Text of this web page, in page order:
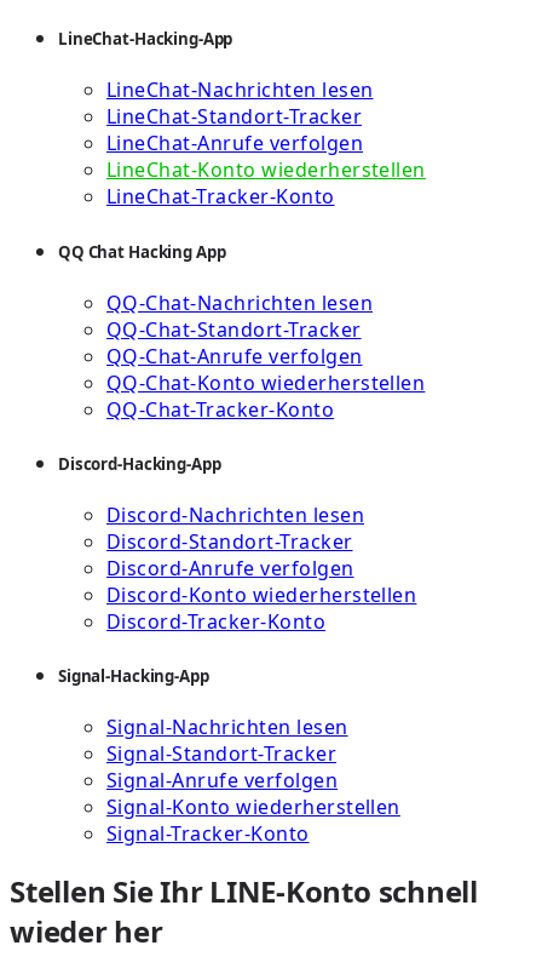
LineChat-Hacking-App
LineChat-Nachrichten lesen
LineChat-Standort-Tracker
LineChat-Anrufe verfolgen
LineChat-Konto wiederherstellen
LineChat-Tracker-Konto
QQ Chat Hacking App
QQ-Chat-Nachrichten lesen
QQ-Chat-Standort-Tracker
QQ-Chat-Anrufe verfolgen
QQ-Chat-Konto wiederherstellen
QQ-Chat-Tracker-Konto
Discord-Hacking-App
Discord-Nachrichten lesen
Discord-Standort-Tracker
Discord-Anrufe verfolgen
Discord-Konto wiederherstellen
Discord-Tracker-Konto
Signal-Hacking-App
Signal-Nachrichten lesen
Signal-Standort-Tracker
Signal-Anrufe verfolgen
Signal-Konto wiederherstellen
Signal-Tracker-Konto
Stellen Sie Ihr LINE-Konto schnell
wieder her